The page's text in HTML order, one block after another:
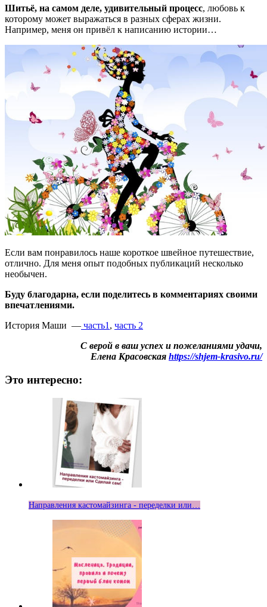
Шитьё, на самом деле, удивительный процесс, любовь к
которому может выражаться в разных сферах жизни.
Например, меня он привёл к написанию истории…
Если вам понравилось наше короткое швейное путешествие,
отлично. Для меня опыт подобных публикаций несколько
необычен.
Буду благодарна, если поделитесь в комментариях своими
впечатлениями.
История Маши — часть1 , часть 2
С верой в ваш успех и пожеланиями удачи,
Елена Красовская https://shjem-krasivo.ru/
Это интересно:
Направления кастомайзинга - переделки или…